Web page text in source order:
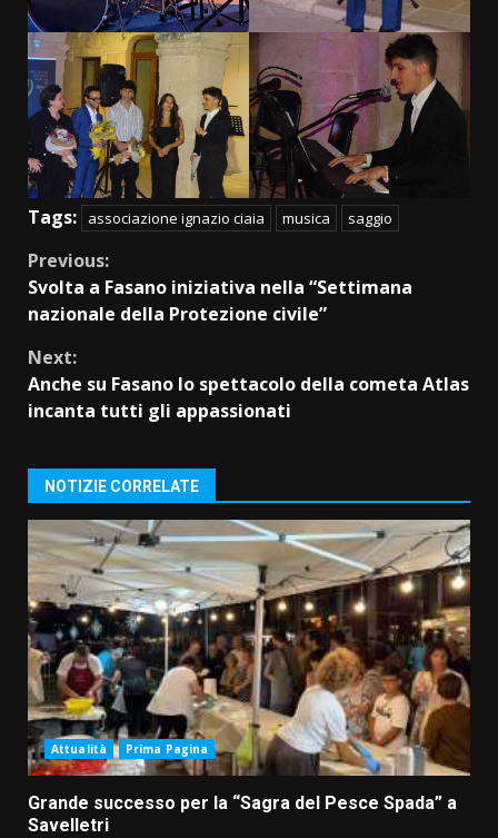
Tags: associazione ignazio ciaia musica saggio
Continue
Reading
Previous:
Svolta a Fasano iniziativa nella “Settimana
nazionale della Protezione civile”
Next:
Anche su Fasano lo spettacolo della cometa Atlas
incanta tutti gli appassionati
NOTIZIE CORRELATE
Attualità Prima Pagina
Grande successo per la “Sagra del Pesce Spada” a
Savelletri